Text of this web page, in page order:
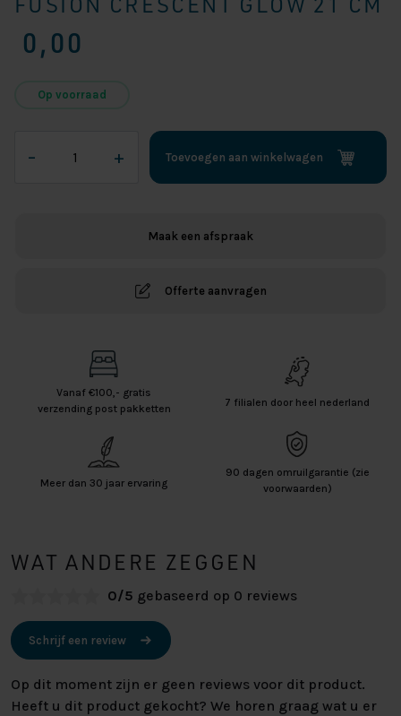
0,00
Op voorraad
–
Crescent
+ Toevoegen aan winkelwagen
Maak een afspraak
Offerte aanvragen
Vanaf €100,- gratis
verzending post pakketten
7 filialen door heel nederland
Meer dan 30 jaar ervaring
90 dagen omruilgarantie (zie
voorwaarden)
WAT ANDERE ZEGGEN
0/5 gebaseerd op 0 reviews
Schrijf een review
Op dit moment zijn er geen reviews voor dit product.
Heeft u dit product gekocht? We horen graag wat u er